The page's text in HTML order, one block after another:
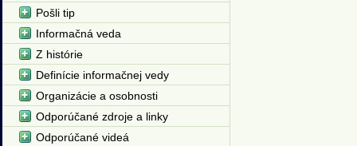
Pošli tip
Informačná veda
Z histórie
Definície informačnej vedy
Organizácie a osobnosti
Odporúčané zdroje a linky
Odporúčané videá